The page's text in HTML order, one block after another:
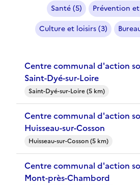
Santé (5)
Prévention
Culture et loisirs (3)
Centre communal d'action sociale (CCAS) -
Saint-Dyé-sur-Loire
Saint-Dyé-sur-Loire (5 km)
Centre communal d'action sociale (CCAS) -
Huisseau-sur-Cosson
Huisseau-sur-Cosson (5 km)
Centre communal d'action sociale (CCAS) -
Mont-près-Chambord